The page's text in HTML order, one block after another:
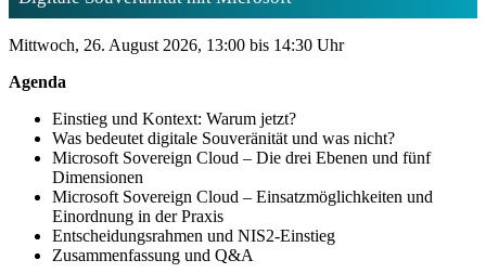
Mittwoch, 26. August 2026, 13:00 bis 14:30 Uhr
Agenda
Einstieg und Kontext: Warum jetzt?
Was bedeutet digitale Souveränität und was nicht?
Microsoft Sovereign Cloud – Die drei Ebenen und fünf
Dimensionen
Microsoft Sovereign Cloud – Einsatzmöglichkeiten und
Einordnung in der Praxis
Entscheidungsrahmen und NIS2-Einstieg
Zusammenfassung und Q&A